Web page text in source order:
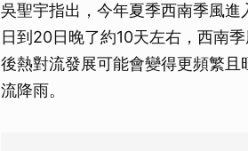
吳聖宇指出，今年夏季西南季風
日到20日晚了約10天左右，西南
後熱對流發展可能會變得更頻繁
流降雨。